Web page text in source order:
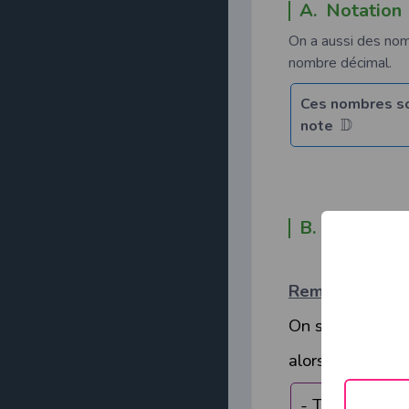
A. Notation
On a aussi des
nombre décimal.
Ces nombres
note D
B. Quelques
Remarque:1
On sait que
alors :